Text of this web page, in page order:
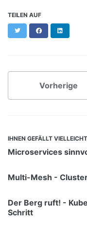
TEILEN AUF
Twitter Facebook
Vorherige
IHNEN GEFÄLLT
Microservices
Multi-Mesh -
Der Berg ruft! -
Schritt